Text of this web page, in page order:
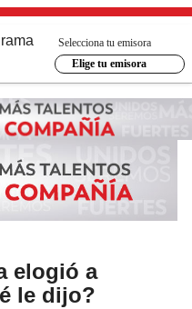
Selecciona tu emisora
Elige tu emisora
elogió a
le dijo?